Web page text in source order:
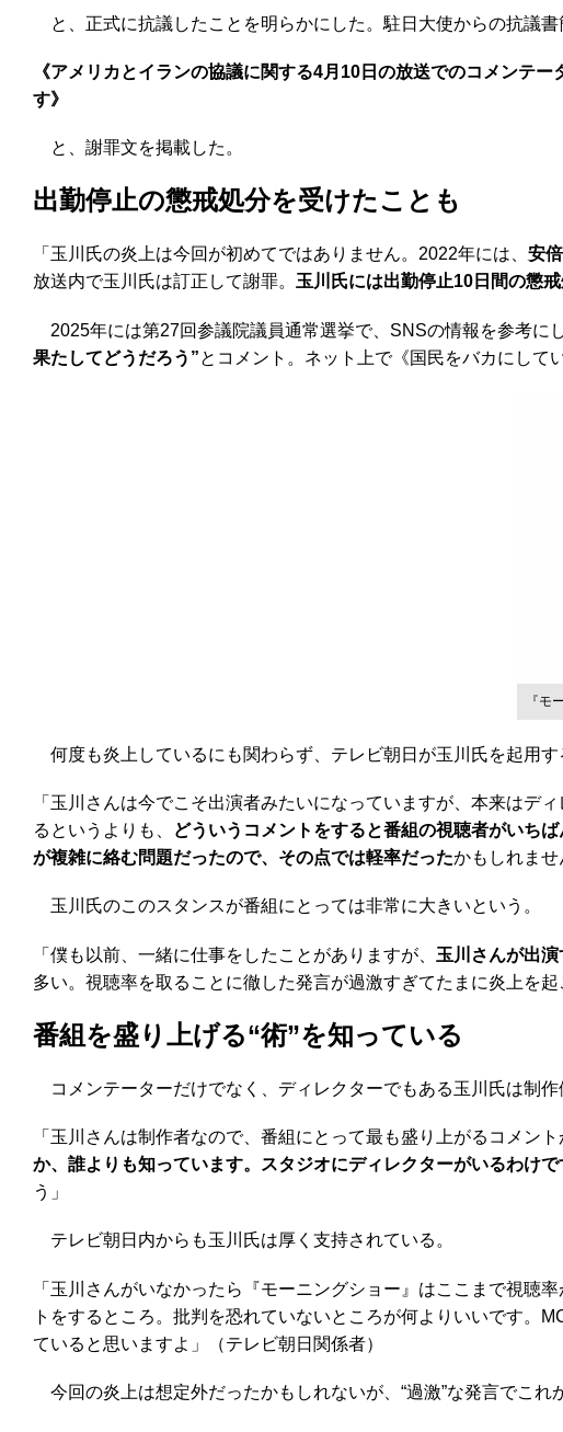
と、正式に抗議したことを明らかにした。駐日大使からの抗議
《アメリカとイランの協議に関する4月10日の放送でのコメンテ
す》
と、謝罪文を掲載した。
出勤停止の懲戒処分を受けたことも
「玉川氏の炎上は今回が初めてではありません。2022年には、 安
放送内で玉川氏は訂正して謝罪。 玉川氏には出勤停止10日間の懲
2025年には第27回参議院議員通常選挙で、SNSの情報を参考に
果たしてどうだろう”とコメント。ネット上で《国民をバカにして
『モ
何度も炎上しているにも関わらず、テレビ朝日が玉川氏を起用
「玉川さんは今でこそ出演者みたいになっていますが、本来はデ
るというよりも、
どういうコメントをすると番組の視聴者がいち
が複雑に絡む問題だったので、その点では軽率だったかもしれませ
玉川氏のこのスタンスが番組にとっては非常に大きいという。
「僕も以前、一緒に仕事をしたことがありますが、 玉川さんが出演
多い。視聴率を取ることに徹した発言が過激すぎてたまに炎上を
番組を盛り上げる“術”を知っている
コメンテーターだけでなく、ディレクターでもある玉川氏は制作
「玉川さんは制作者なので、番組にとって最も盛り上がるコメン
か、誰よりも知っています。スタジオにディレクターがいるわけ
う」
テレビ朝日内からも玉川氏は厚く支持されている。
「玉川さんがいなかったら『モーニングショー』はここまで視聴
トをするところ。批判を恐れていないところが何よりいいです。
ていると思いますよ」（テレビ朝日関係者）
今回の炎上は想定外だったかもしれないが、“過激”な発言でこれ